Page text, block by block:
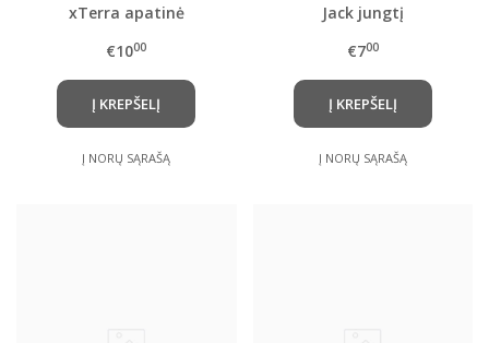
xTerra apatinė
€1000
Į KREPŠELĮ
Į NORŲ SĄRAŠĄ
Jack jungtį
€700
Į KREPŠELĮ
Į NORŲ SĄRAŠĄ